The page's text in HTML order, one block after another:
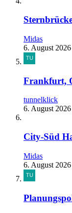
Midas
6. August
Frankfurt,
tunnelklick
6. August
City-Süd
Midas
6. August